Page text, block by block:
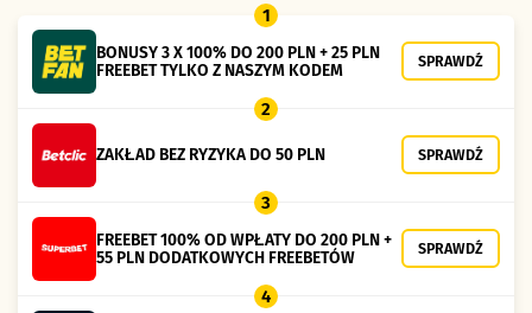
1
BONUSY 3 X 100% DO 200 PLN + 25 PLN
FREEBET TYLKO Z NASZYM KODEM
SPRAWDŹ
2
ZAKŁAD BEZ RYZYKA DO 50 PLN SPRAWDŹ
3
FREEBET 100% OD WPŁATY DO 200 PLN +
55 PLN DODATKOWYCH FREEBETÓW
SPRAWDŹ
4